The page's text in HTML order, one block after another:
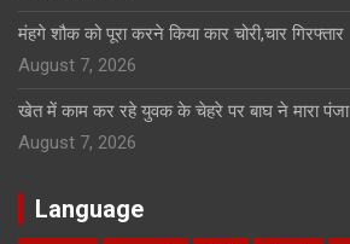
मंहगे शौक को पूरा करने किया कार चोरी,चार गिरफ्तार
August 7, 2026
खेत में काम कर रहे युवक के चेहरे पर बाघ ने मारा पंजा
August 7, 2026
Language